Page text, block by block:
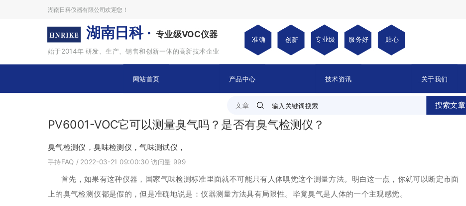
湖南日科仪器有限公司欢迎您！
湖南日科 · 专业级VOC仪器
始于2014年 研发、生产、销售和创新一体的高新技术企业
准确 贴心
专业级 服务好
创新
网站首页 产品中心 技术资讯 关于我们
文章 搜索文章
PV6001-VOC它可以测量臭气吗？是否有臭气检测仪？
臭气检测仪，臭味检测仪，气味测试仪，
手持FAQ / 2022-03-21 09:00:30访问量 999
首先，如果有这种仪器，国家气味检测标准里面就不可能只有人体嗅觉这个测量方法。明白这一点，你就可以断定市面
上的臭气检测仪都是假的，但是准确地说是：仪器测量方法具有局限性。毕竟臭气是人体的一个主观感觉。